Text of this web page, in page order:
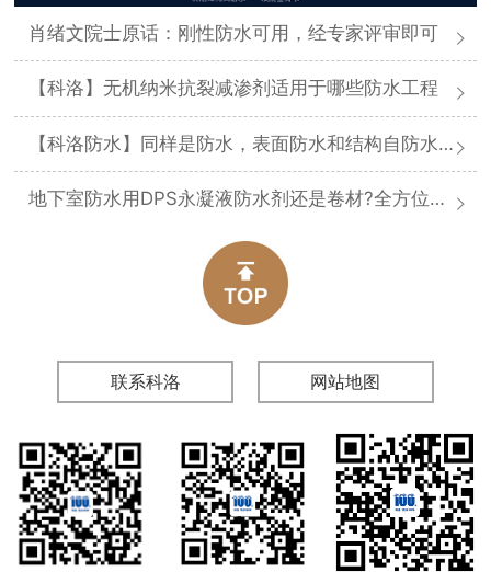
肖绪文院士原话：刚性防水可用，经专家评审即可
【科洛】无机纳米抗裂减渗剂适用于哪些防水工程
【科洛防水】同样是防水，表面防水和结构自防水差在哪
地下室防水用DPS永凝液防水剂还是卷材?全方位对比分析
联系科洛 网站地图